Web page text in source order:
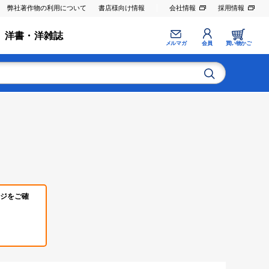
弊社著作物の利用について 書店様向け情報 会社情報 採用情報
洋書・洋雑誌
メルマガ 会員 買い物かご
をご確